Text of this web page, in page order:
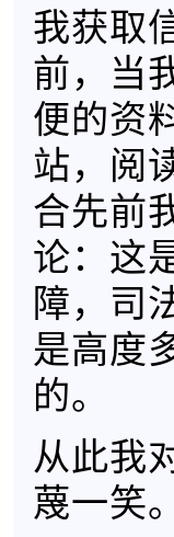
我获取
前，当
便的资
站，阅
合先前
论：这
障，司
是高度
的。
从此我
蔑一笑。